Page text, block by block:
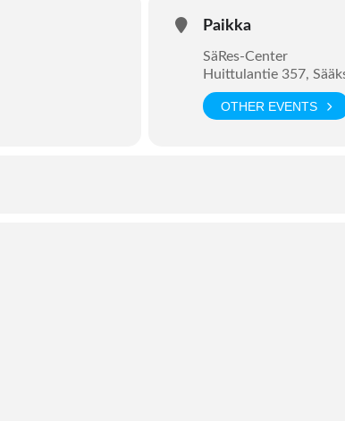
Paikka
SäRes-Center
Huittulantie 357,
OTHER EVENTS